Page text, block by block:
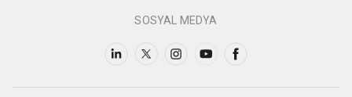
SOSYAL MEDYA